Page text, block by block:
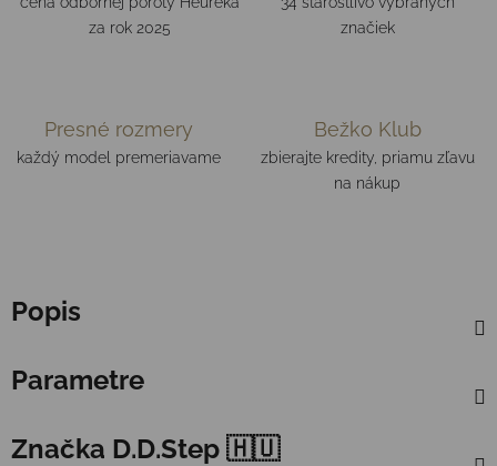
za rok 2025
značiek
Presné rozmery
každý model premeriavame
Bežko Klub
zbierajte kredity, priamu zľavu
na nákup
Popis
Parametre
Značka D.D.Step 🇭🇺